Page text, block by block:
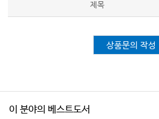
제목
상품문의 작성
이 분야의 베스트도서